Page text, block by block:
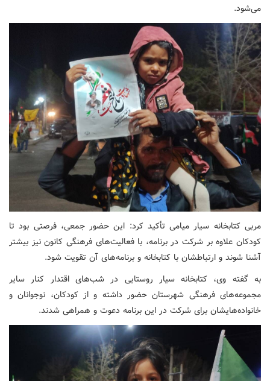
می‌شود.
مربی کتابخانه سیار میامی تأکید کرد: این حضور جمعی، فرصتی بود تا
کودکان علاوه بر شرکت در برنامه، با فعالیت‌های فرهنگی کانون نیز بیشتر
آشنا شوند و ارتباطشان با کتابخانه و برنامه‌های آن تقویت شود.
به گفته وی، کتابخانه سیار روستایی در شب‌های اقتدار کنار سایر
مجموعه‌های فرهنگی شهرستان حضور داشته و از کودکان، نوجوانان و
خانواده‌هایشان برای شرکت در این برنامه دعوت و همراهی شدند.